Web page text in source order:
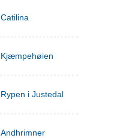
Catilina
Kjæmpehøien
Rypen i Justedal
Andhrimner